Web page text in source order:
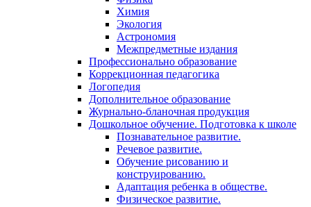
Химия
Экология
Астрономия
Межпредметные издания
Профессионально образование
Коррекционная педагогика
Логопедия
Дополнительное образование
Журнально-бланочная продукция
Дошкольное обучение. Подготовка к школе
Познавательное развитие.
Речевое развитие.
Обучение рисованию и
конструированию.
Адаптация ребенка в обществе.
Физическое развитие.